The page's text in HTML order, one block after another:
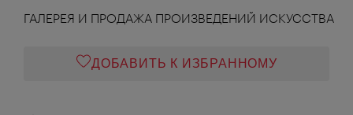
ГАЛЕРЕЯ И ПРОДАЖА ПРОИЗВЕДЕНИЙ ИСКУССТВА
ДОБАВИТЬ К ИЗБРАННОМУ